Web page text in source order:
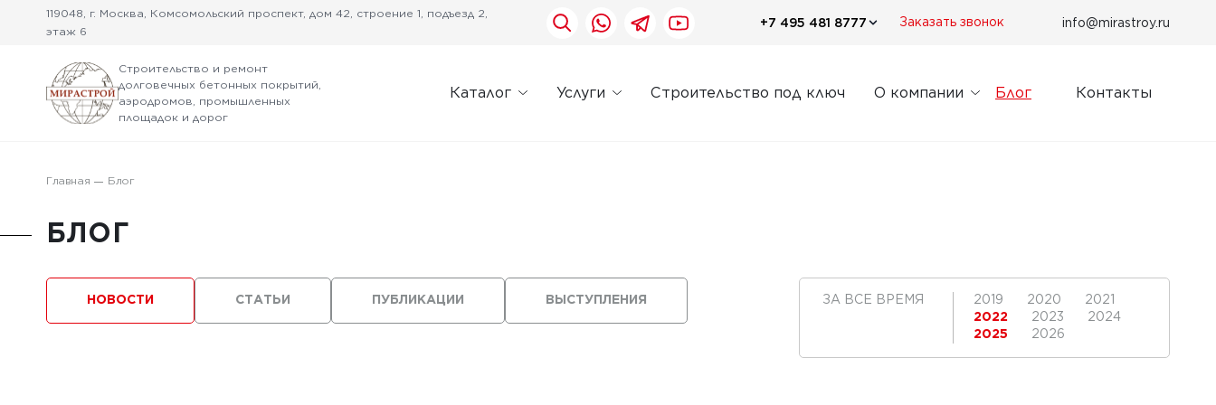
119048, г. Москва, Комсомольский проспект, дом 42, строение 1, подъезд 2,
этаж 6
+7 495 481 8777 Заказать звонок info@mirastroy.ru
Строительство и ремонт
долговечных бетонных покрытий,
аэродромов, промышленных
площадок и дорог
Каталог Услуги Строительство под ключ О компании Блог Контакты
Главная Блог
БЛОГ
ВЫСТУПЛЕНИЯ
ПУБЛИКАЦИИ
НОВОСТИ СТАТЬИ ЗА ВСЕ ВРЕМЯ 2019 2020
2021
2022
2023
2024
2025
2026